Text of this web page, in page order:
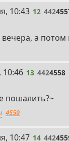
10:43 12 442
а
13 4424558
пошалить?~
4559
10:47 14 442